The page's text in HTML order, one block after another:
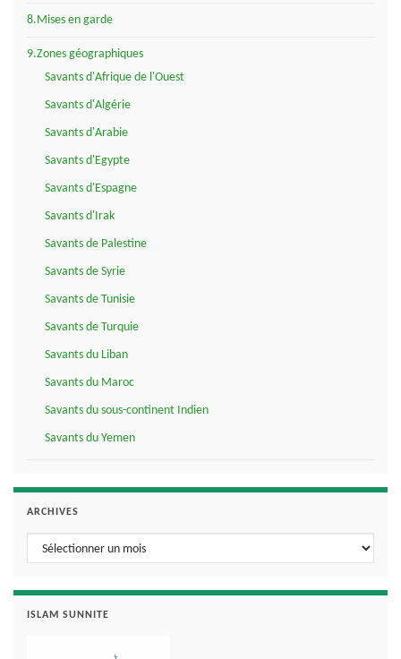
8.Mises en garde
9.Zones géographiques
Savants d'Afrique de l'Ouest
Savants d'Algérie
Savants d'Arabie
Savants d'Egypte
Savants d'Espagne
Savants d'Irak
Savants de Palestine
Savants de Syrie
Savants de Tunisie
Savants de Turquie
Savants du Liban
Savants du Maroc
Savants du sous-continent Indien
Savants du Yemen
ARCHIVES
Archives
ISLAM SUNNITE